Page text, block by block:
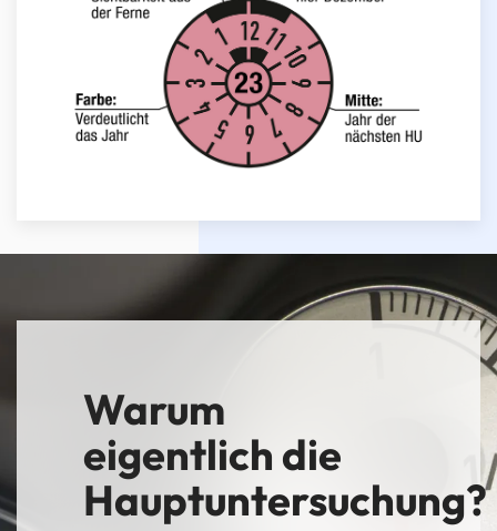
Warum
eigentlich die
Hauptuntersuchung?